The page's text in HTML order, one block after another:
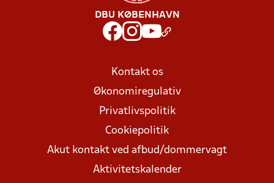
DBU KØBENHAVN
Kontakt os
Økonomiregulativ
Privatlivspolitik
Cookiepolitik
Akut kontakt ved afbud/dommervagt
Aktivitetskalender